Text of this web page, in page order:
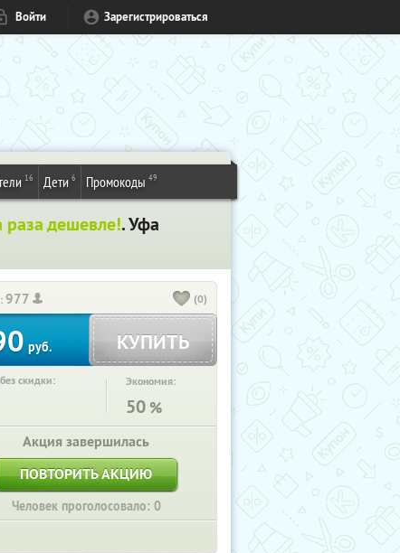
Войти Зарегистрироваться
16 Дети 6 Промокоды 49
раза дешевле!. Уфа
977 (0)
руб. КУПИТЬ
скидки: Экономия:
50 %
Акция завершилась
ПОВТОРИТЬ АКЦИЮ
Человек проголосовало: 0